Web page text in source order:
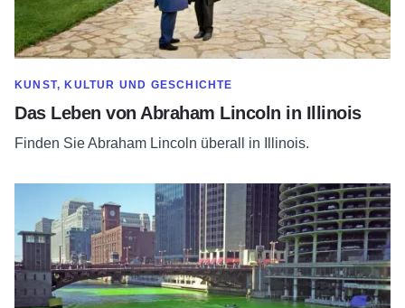
MEHR ANZEIGEN IN DER KATEGORIE
KUNST, KULTUR UND GESCHICHTE
Das Leben von Abraham Lincoln in Illinois
Finden Sie Abraham Lincoln überall in Illinois.
Erfahren Sie mehr über The History of Chicago River Dyeing